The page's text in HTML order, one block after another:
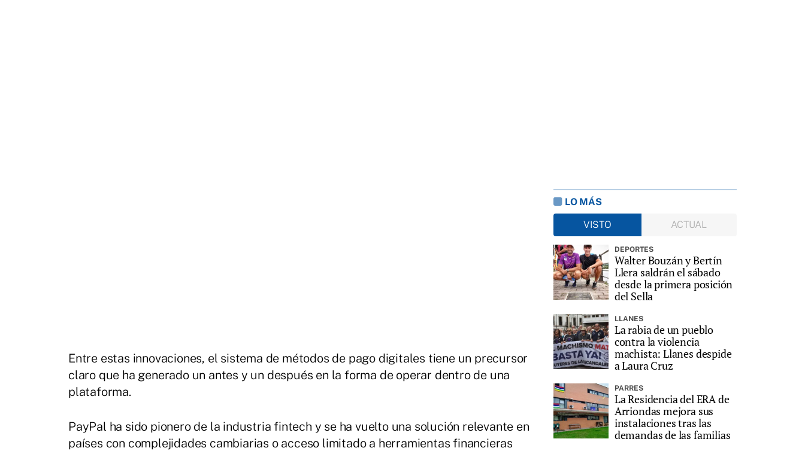
Entre estas innovaciones, el sistema de métodos de pago digitales tiene un precursor
claro que ha generado un antes y un después en la forma de operar dentro de una
plataforma.
PayPal ha sido pionero de la industria fintech y se ha vuelto una solución relevante en
países con complejidades cambiarias o acceso limitado a herramientas financieras
LO MÁS
VISTO
ACTUAL
DEPORTES
Walter Bouzán y Bertín
Llera saldrán el sábado
desde la primera posición
del Sella
LLANES
La rabia de un pueblo
contra la violencia
machista: Llanes despide
a Laura Cruz
PARRES
La Residencia del ERA de
Arriondas mejora sus
instalaciones tras las
demandas de las familias